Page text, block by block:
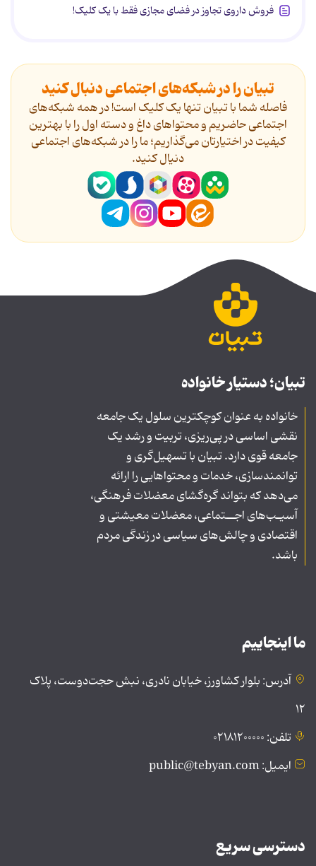
فروش داروی تجاوز در فضای مجازی فقط با یک کلیک!
تبیان را در شبکه‌های اجتماعی دنبال کنید
فاصله شما با تبیان تنها یک کلیک است! در همه شبکه‌های
اجتماعی حاضریم و محتواهای داغ و دسته اول را با بهترین
کیفیت در اختیارتان می‌گذاریم؛ ما را در شبکه‌های اجتماعی
دنیال کنید.
تبیان؛ دستیار خانواده
خانواده به عنوان کوچکترین سلول یک جامعه
نقشی اساسی در پی‌ریزی، تربیت و رشد یک
جامعه قوی دارد. تبیان با تسهیل‌گری و
توانمندسازی، خدمات و محتواهایی را ارائه
می‌دهد که بتواند گره‌گشای معضلات فرهنگی،
آسیـب‌های اجــتماعی، معضلات معیشتی و
اقتصادی و چالش‌های سیاسی در زندگی مردم
باشد.
ما اینجاییم
آدرس: بلوار کشاورز، خیابان نادری، نبش حجت‌دوست، پلاک
۱۲
تلفن: ۰۲۱۸۱۲۰۰۰۰۰
ایمیل: public@tebyan.com
دسترسی سریع